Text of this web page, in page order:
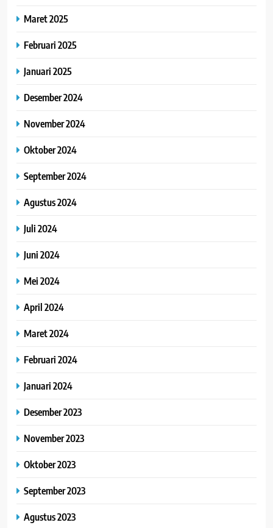
Maret 2025
Februari 2025
Januari 2025
Desember 2024
November 2024
Oktober 2024
September 2024
Agustus 2024
Juli 2024
Juni 2024
Mei 2024
April 2024
Maret 2024
Februari 2024
Januari 2024
Desember 2023
November 2023
Oktober 2023
September 2023
Agustus 2023